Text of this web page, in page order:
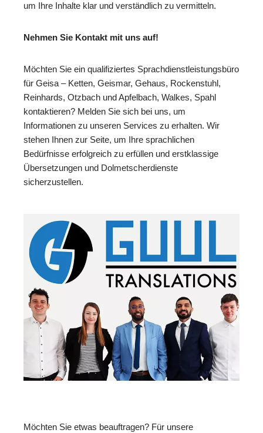
um Ihre Inhalte klar und verständlich zu vermitteln.
Nehmen Sie Kontakt mit uns auf!
Möchten Sie ein qualifiziertes Sprachdienstleistungsbüro
für Geisa – Ketten, Geismar, Gehaus, Rockenstuhl,
Reinhards, Otzbach und Apfelbach, Walkes, Spahl
kontaktieren? Melden Sie sich bei uns, um
Informationen zu unseren Services zu erhalten. Wir
stehen Ihnen zur Seite, um Ihre sprachlichen
Bedürfnisse erfolgreich zu erfüllen und erstklassige
Übersetzungen und Dolmetscherdienste
sicherzustellen.
Möchten Sie etwas beauftragen? Für unsere